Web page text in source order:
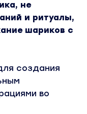
не
и ритуалы,
шариков с
создания
во